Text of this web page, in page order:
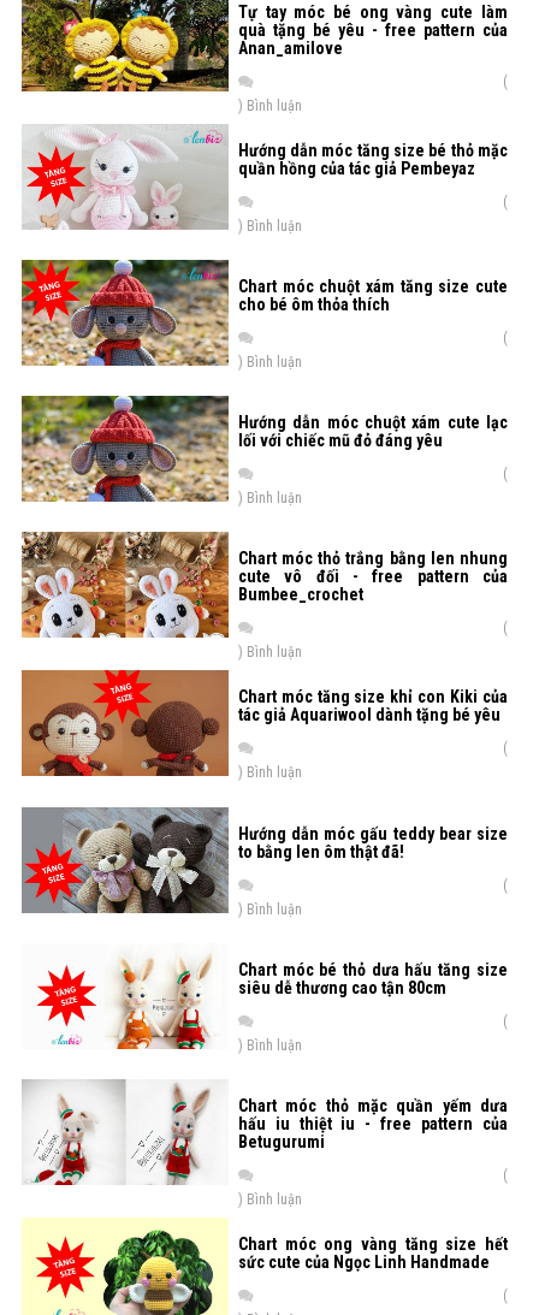
Tự tay móc bé ong vàng cute làm
quà tặng bé yêu - free pattern của
Anan_amilove
(
) Bình luận
Hướng dẫn móc tăng size bé thỏ mặc
quần hồng của tác giả Pembeyaz
(
) Bình luận
Chart móc chuột xám tăng size cute
cho bé ôm thỏa thích
(
) Bình luận
Hướng dẫn móc chuột xám cute lạc
lối với chiếc mũ đỏ đáng yêu
(
) Bình luận
Chart móc thỏ trắng bằng len nhung
cute vô đối - free pattern của
Bumbee_crochet
(
) Bình luận
Chart móc tăng size khỉ con Kiki của
tác giả Aquariwool dành tặng bé yêu
(
) Bình luận
Hướng dẫn móc gấu teddy bear size
to bằng len ôm thật đã!
(
) Bình luận
Chart móc bé thỏ dưa hấu tăng size
siêu dễ thương cao tận 80cm
(
) Bình luận
Chart móc thỏ mặc quần yếm dưa
hấu iu thiệt iu - free pattern của
Betugurumi
(
) Bình luận
Chart móc ong vàng tăng size hết
sức cute của Ngọc Linh Handmade
(